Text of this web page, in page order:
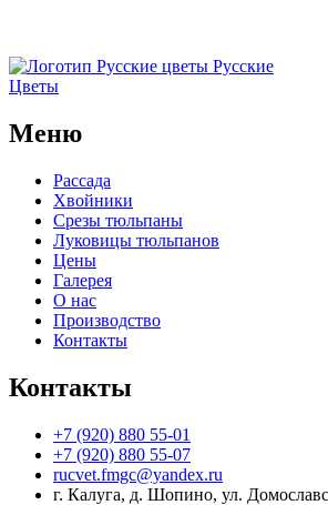
Русские
Цветы
Меню
Рассада
Хвойники
Срезы тюльпаны
Луковицы тюльпанов
Цены
Галерея
О нас
Производство
Контакты
Контакты
+7 (920) 880 55-01
+7 (920) 880 55-07
rucvet.fmgc@yandex.ru
г. Калуга, д. Шопино, ул.